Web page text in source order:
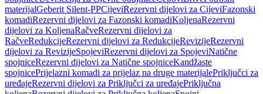
materijalGeberit Silent-PPCijeviRezervni dijelovi za CijeviFazonski
komadiRezervni dijelovi za Fazonski komadiKoljenaRezervni
dijelovi za KoljenaRačveRezervni dijelovi za
RačveRedukcijeRezervni dijelovi za RedukcijeRevizijeRezervni
dijelovi za RevizijeSpojeviRezervni dijelovi za SpojeviNatične
spojniceRezervni dijelovi za Natične spojniceKandžaste
spojnicePrijelazni komadi za prijelaz na druge materijalePriključci za
uređajeRezervni dijelovi za Priključci za uređajePriključna